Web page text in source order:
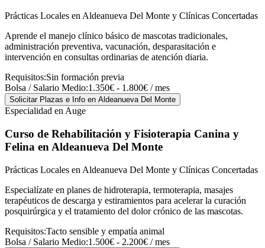
Prácticas Locales en Aldeanueva Del Monte y Clínicas Concertadas
Aprende el manejo clínico básico de mascotas tradicionales,
administración preventiva, vacunación, desparasitación e
intervención en consultas ordinarias de atención diaria.
Requisitos:Sin formación previa
Bolsa / Salario Medio:1.350€ - 1.800€ / mes
Solicitar Plazas e Info en Aldeanueva Del Monte
Especialidad en Auge
Curso de Rehabilitación y Fisioterapia Canina y
Felina en Aldeanueva Del Monte
Prácticas Locales en Aldeanueva Del Monte y Clínicas Concertadas
Especialízate en planes de hidroterapia, termoterapia, masajes
terapéuticos de descarga y estiramientos para acelerar la curación
posquirúrgica y el tratamiento del dolor crónico de las mascotas.
Requisitos:Tacto sensible y empatía animal
Bolsa / Salario Medio:1.500€ - 2.200€ / mes